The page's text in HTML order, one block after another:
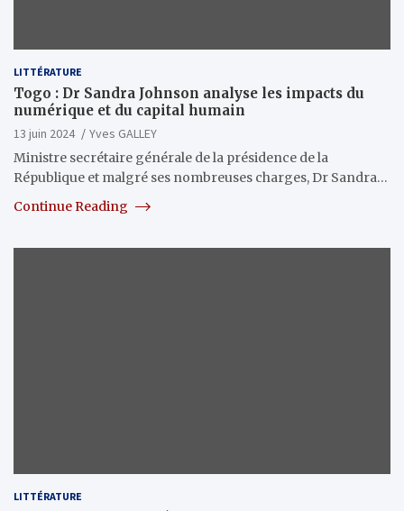
LITTÉRATURE
Togo : Dr Sandra Johnson analyse les impacts du
numérique et du capital humain
13 juin 2024
Yves GALLEY
Ministre secrétaire générale de la présidence de la
République et malgré ses nombreuses charges, Dr Sandra…
Continue Reading
LITTÉRATURE